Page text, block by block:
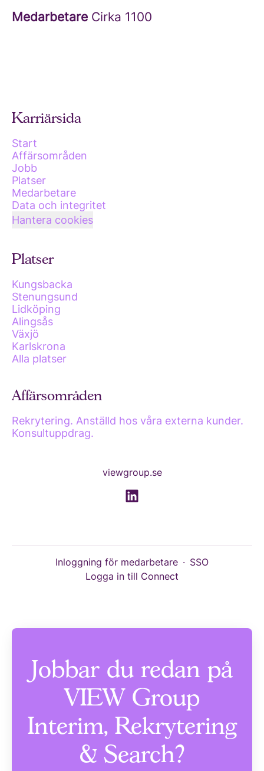
Medarbetare Cirka 1100
Karriärsida
Start
Affärsområden
Jobb
Platser
Medarbetare
Data och integritet
Hantera cookies
Platser
Kungsbacka
Stenungsund
Lidköping
Alingsås
Växjö
Karlskrona
Alla platser
Affärsområden
Rekrytering. Anställd hos våra externa kunder.
Konsultuppdrag.
viewgroup.se
Inloggning för medarbetare · SSO
Logga in till Connect
Jobbar du redan på
VIEW Group
Interim, Rekrytering
& Search?